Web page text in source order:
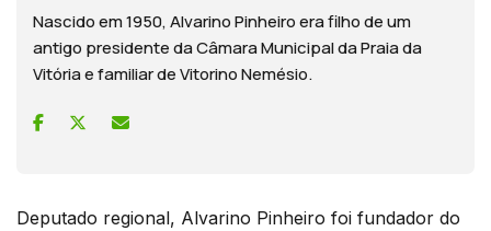
Nascido em 1950, Alvarino Pinheiro era filho de um
antigo presidente da Câmara Municipal da Praia da
Vitória e familiar de Vitorino Nemésio.
Deputado regional, Alvarino Pinheiro foi fundador do